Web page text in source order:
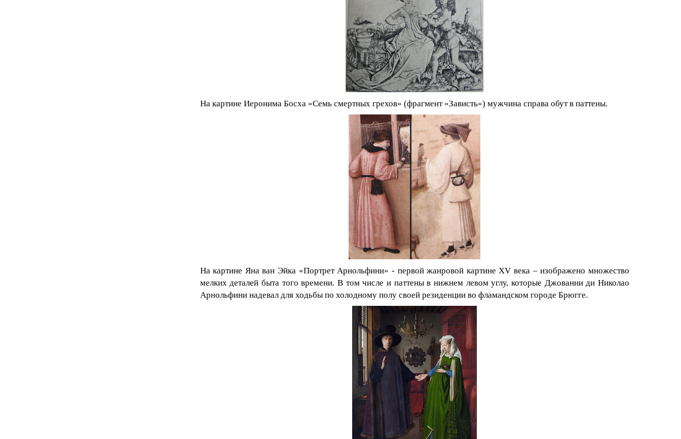
На картине Иеронима Босха «Семь смертных грехов» (фрагмент «Зависть») мужчина справа обут в паттены.
На картине Яна ван Эйка «Портрет Арнольфини» - первой жанровой картине XV века – изображено множество
мелких деталей быта того времени. В том числе и паттены в нижнем левом углу, которые Джованни ди Николао
Арнольфини надевал для ходьбы по холодному полу своей резиденции во фламандском городе Брюгге.